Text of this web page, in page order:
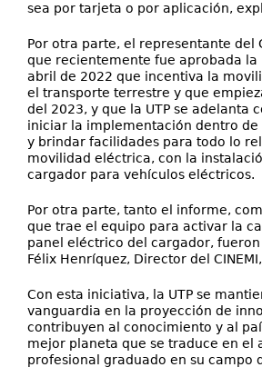
sea por tarjeta o por aplicación,
Por otra parte, el representante del
que recientemente fue aprobada la
abril de 2022 que incentiva la
el transporte terrestre y que
del 2023, y que la UTP se adelanta
iniciar la implementación dentro
y brindar facilidades para todo lo
movilidad eléctrica, con la
cargador para vehículos eléctricos.
Por otra parte, tanto el informe,
que trae el equipo para activar la
panel eléctrico del cargador,
Félix Henríquez, Director del
Con esta iniciativa, la UTP se
vanguardia en la proyección de
contribuyen al conocimiento y al
mejor planeta que se traduce en el
profesional graduado en su campo